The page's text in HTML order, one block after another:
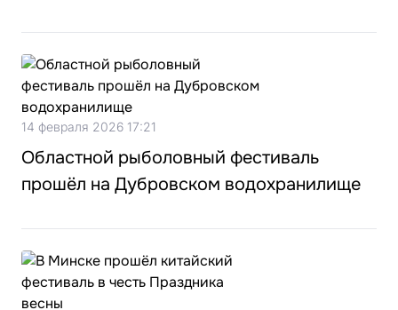
14 февраля 2026 17:21
Областной рыболовный фестиваль
прошёл на Дубровском водохранилище